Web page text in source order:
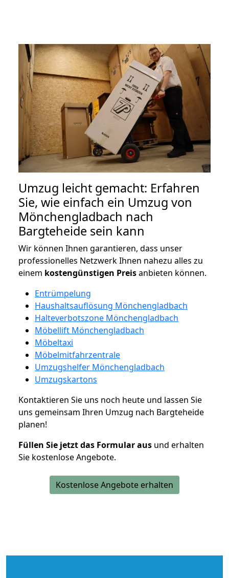
Umzug leicht gemacht: Erfahren
Sie, wie einfach ein Umzug von
Mönchengladbach nach
Bargteheide sein kann
Wir können Ihnen garantieren, dass unser
professionelles Netzwerk Ihnen nahezu alles zu
einem kostengünstigen Preisanbieten können.
Entrümpelung
Haushaltsauflösung Mönchengladbach
Halteverbotszone Mönchengladbach
Möbellift Mönchengladbach
Möbeltaxi
Möbelmitfahrzentrale
Umzugshelfer Mönchengladbach
Umzugskartons
Kontaktieren Sie uns noch heute und lassen Sie
uns gemeinsam Ihren Umzug nach Bargteheide
planen!
Füllen Sie jetzt das Formular aus und erhalten
Sie kostenlose Angebote.
Kostenlose Angebote erhalten